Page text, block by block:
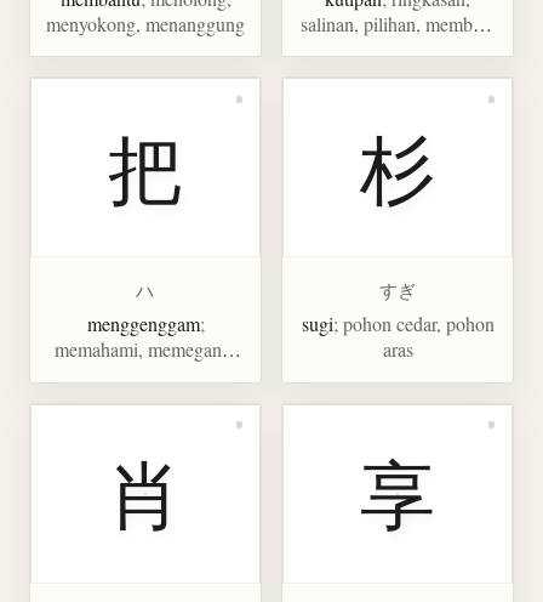
menyokong, menanggung
salinan, pilihan, membuat
把
ハ
menggenggam;
memahami, memegang,
杉
すぎ
sugi; pohon cedar, pohon
aras
肖 享